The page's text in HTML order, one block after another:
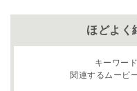
ほどよく
キーワー
関連するムービ